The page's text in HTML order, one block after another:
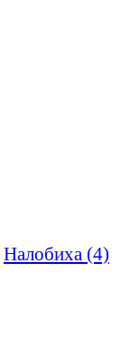
Налобиха (4)